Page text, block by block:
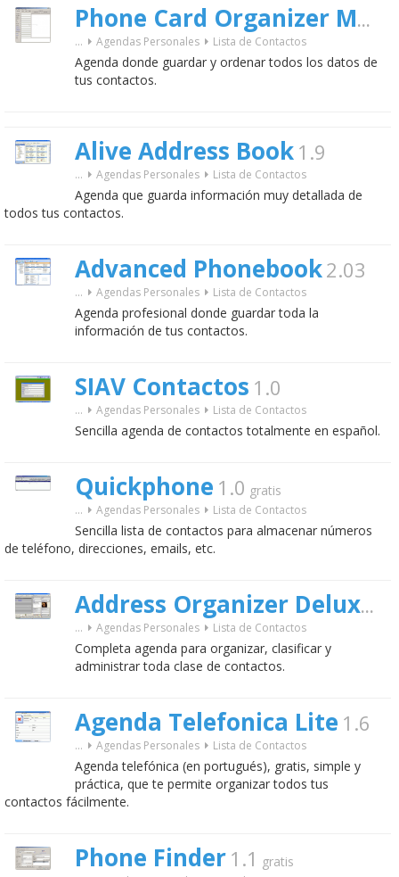
Phone Card Organizer Mate
... Agendas Personales Lista de Contactos
Agenda donde guardar y ordenar todos los datos de
tus contactos.
Alive Address Book 1.9
... Agendas Personales Lista de Contactos
Agenda que guarda información muy detallada de
todos tus contactos.
Advanced Phonebook2.03
... Agendas Personales Lista de Contactos
Agenda profesional donde guardar toda la
información de tus contactos.
SIAV Contactos 1.0
... Agendas Personales Lista de Contactos
Sencilla agenda de contactos totalmente en español.
Quickphone 1.0 gratis
... Agendas Personales Lista de Contactos
Sencilla lista de contactos para almacenar números
de teléfono, direcciones, emails, etc.
Address Organizer Deluxe
... Agendas Personales Lista de Contactos
Completa agenda para organizar, clasificar y
administrar toda clase de contactos.
Agenda Telefonica Lite 1.6
... Agendas Personales Lista de Contactos
Agenda telefónica (en portugués), gratis, simple y
práctica, que te permite organizar todos tus
contactos fácilmente.
Phone Finder 1.1 gratis